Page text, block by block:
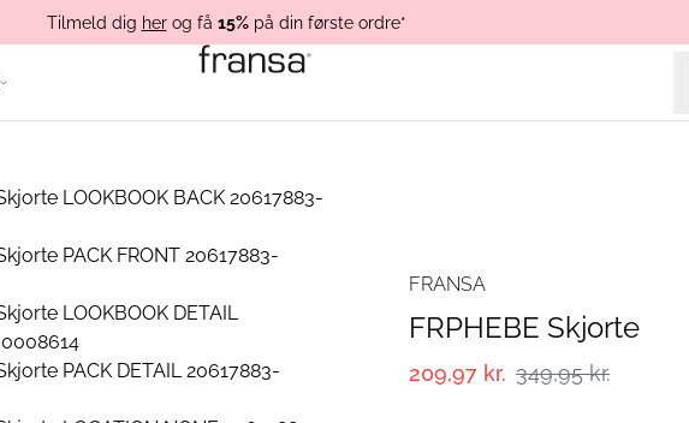
Tilmeld dig herog få 15%på din første ordre*
FRANSA
FRPHEBE Skjorte
209,97 kr. 349,95 kr.